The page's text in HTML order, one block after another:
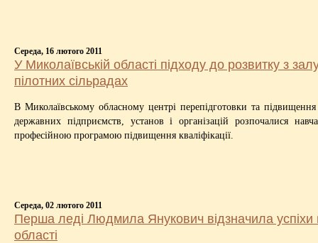
Середа, 16 лютого 2011
У Миколаївській області підходу до розвитку з
пілотних сільрадах
В Миколаївському обласному центрі перепідготовки та підвищення
державних підприємств, установ і організацій розпочалися
професійною програмою підвищення кваліфікації.
Середа, 02 лютого 2011
Перша леді Людмила Янукович відзначила успіхи
області